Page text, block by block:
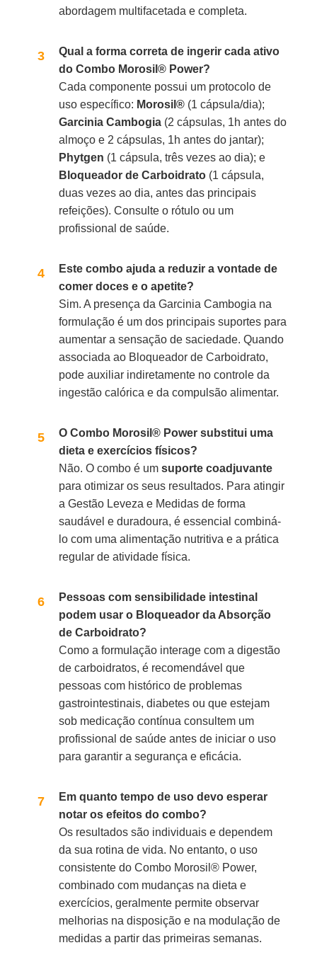
abordagem multifacetada e completa.
Qual a forma correta de ingerir cada ativo
do Combo Morosil® Power?
Cada componente possui um protocolo de
uso específico: Morosil® (1 cápsula/dia);
Garcinia Cambogia (2 cápsulas, 1h antes do
almoço e 2 cápsulas, 1h antes do jantar);
Phytgen (1 cápsula, três vezes ao dia); e
Bloqueador de Carboidrato (1 cápsula,
duas vezes ao dia, antes das principais
refeições). Consulte o rótulo ou um
profissional de saúde.
Este combo ajuda a reduzir a vontade de
comer doces e o apetite?
Sim. A presença da Garcinia Cambogia na
formulação é um dos principais suportes para
aumentar a sensação de saciedade. Quando
associada ao Bloqueador de Carboidrato,
pode auxiliar indiretamente no controle da
ingestão calórica e da compulsão alimentar.
O Combo Morosil® Power substitui uma
dieta e exercícios físicos?
Não. O combo é um suporte coadjuvante
para otimizar os seus resultados. Para atingir
a Gestão Leveza e Medidas de forma
saudável e duradoura, é essencial combiná-
lo com uma alimentação nutritiva e a prática
regular de atividade física.
Pessoas com sensibilidade intestinal
podem usar o Bloqueador da Absorção
de Carboidrato?
Como a formulação interage com a digestão
de carboidratos, é recomendável que
pessoas com histórico de problemas
gastrointestinais, diabetes ou que estejam
sob medicação contínua consultem um
profissional de saúde antes de iniciar o uso
para garantir a segurança e eficácia.
Em quanto tempo de uso devo esperar
notar os efeitos do combo?
Os resultados são individuais e dependem
da sua rotina de vida. No entanto, o uso
consistente do Combo Morosil® Power,
combinado com mudanças na dieta e
exercícios, geralmente permite observar
melhorias na disposição e na modulação de
medidas a partir das primeiras semanas.